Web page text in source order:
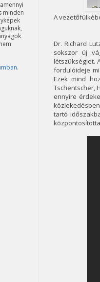
A
Dr. Richard
sokszor új
létszükséglet.
fordulóideje
Ezek mind
Tschentscher,
ennyire
tartó
minden
.